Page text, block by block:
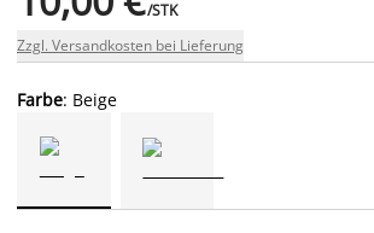
/STK
Zzgl. Versandkosten bei Lieferung
Farbe: Beige